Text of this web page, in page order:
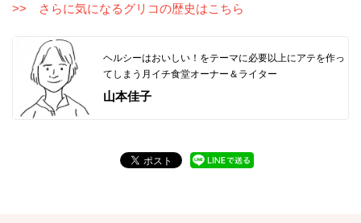
>> さらに気になるグリコの歴史はこちら
ヘルシーはおいしい！をテーマに必要以上にアテを作っ
てしまう月イチ食堂オーナー＆ライター
山本佳子